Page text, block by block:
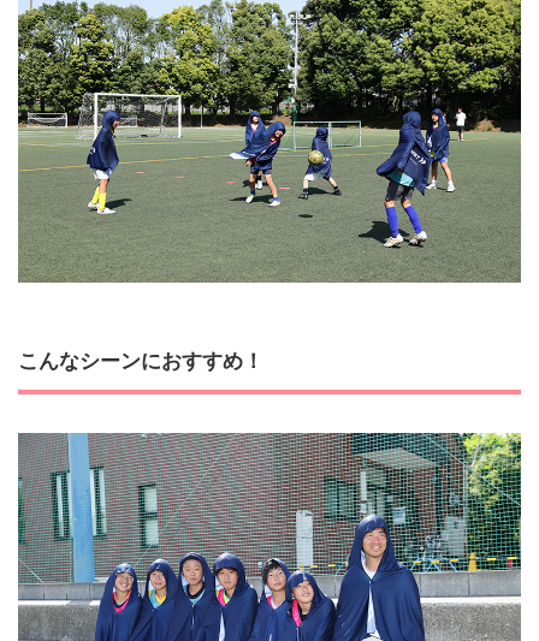
こんなシーンにおすすめ！